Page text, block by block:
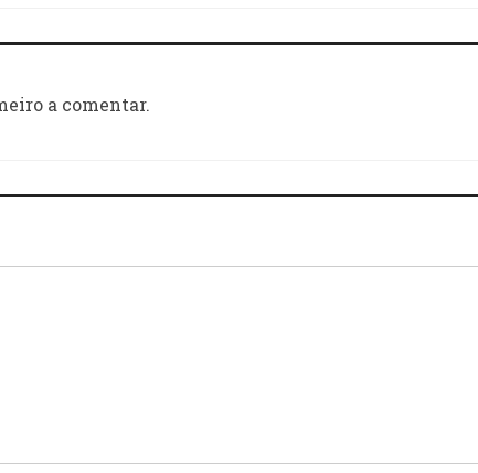
a comentar.